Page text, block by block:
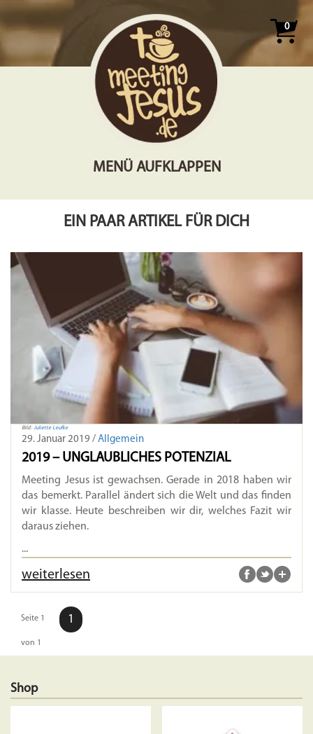
0
MENÜ AUFKLAPPEN
EIN PAAR ARTIKEL FÜR DICH
Bild: Juliette Leufke
29. Januar 2019 / Allgemein
2019 – UNGLAUBLICHES POTENZIAL
Meeting Jesus ist gewachsen. Gerade in 2018 haben wir
das bemerkt. Parallel ändert sich die Welt und das finden
wir klasse. Heute beschreiben wir dir, welches Fazit wir
daraus ziehen.
...
weiterlesen
Seite 1
von 1
1
Shop